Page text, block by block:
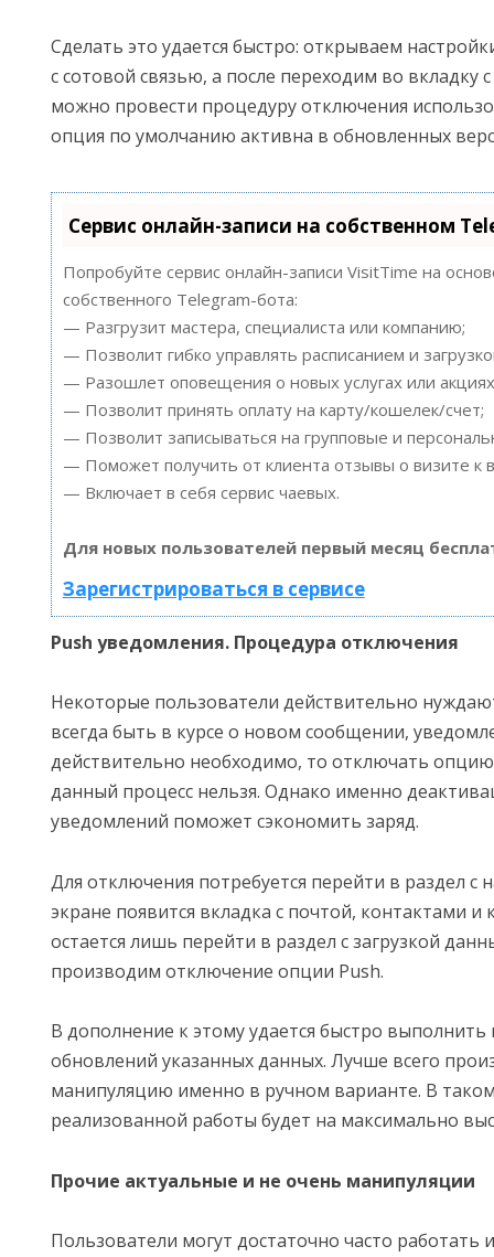
Сделать это удается быстро: открываем
с сотовой связью, а после переходим во вкладку
можно провести процедуру отключения
опция по умолчанию активна в обновленных
Сервис онлайн-записи на собственном
Попробуйте сервис онлайн-записи VisitTime на
собственного Telegram-бота:
— Разгрузит мастера, специалиста или компанию;
— Позволит гибко управлять расписанием и
— Разошлет оповещения о новых услугах или
— Позволит принять оплату на карту/кошелек/счет;
— Позволит записываться на групповые и
— Поможет получить от клиента отзывы о визите к
— Включает в себя сервис чаевых.
Для новых пользователей первый месяц
Зарегистрироваться в сервисе
Push уведомления. Процедура отключения
Некоторые пользователи действительно
всегда быть в курсе о новом сообщении,
действительно необходимо, то отключать
данный процесс нельзя. Однако именно
уведомлений поможет сэкономить заряд.
Для отключения потребуется перейти в раздел с
экране появится вкладка с почтой, контактами и
остается лишь перейти в раздел с загрузкой
производим отключение опции Push.
В дополнение к этому удается быстро выполнить
обновлений указанных данных. Лучше всего
манипуляцию именно в ручном варианте. В
реализованной работы будет на максимально
Прочие актуальные и не очень манипуляции
Пользователи могут достаточно часто работать